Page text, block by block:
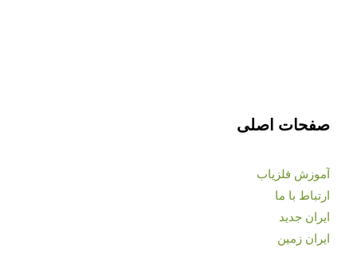
صفحات اصلی
آموزش فلزیاب
ارتباط با ما
ایران جدید
ایران زمین